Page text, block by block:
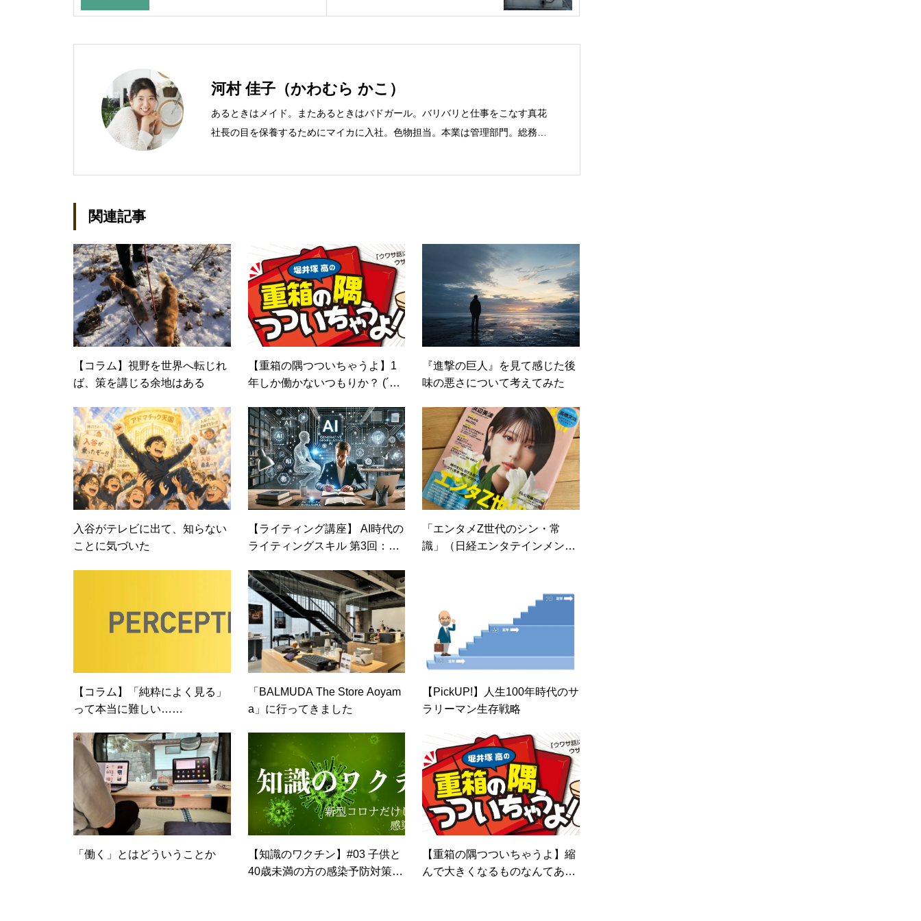
河村 佳子（かわむら かこ）
あるときはメイド。またあるときはバドガール。バリバリと仕事をこなす真花
社長の目を保養するためにマイカに入社。色物担当。本業は管理部門。総務・
関連記事
【コラム】視野を世界へ転じれ
ば、策を講じる余地はある
【重箱の隅つついちゃうよ】1
年しか働かないつもりか？ (´・
『進撃の巨人』を見て感じた後
味の悪さについて考えてみた
入谷がテレビに出て、知らない
ことに気づいた
【ライティング講座】 AI時代の
ライティングスキル 第3回：生
テクニック
「エンタメZ世代のシン・常
識」（日経エンタテインメン
【コラム】「純粋によく見る」
って本当に難しい……
「BALMUDA The Store Aoyam
a」に行ってきました
【PickUP!】人生100年時代のサ
ラリーマン生存戦略
「働く」とはどういうことか
【知識のワクチン】#03 子供と
40歳未満の方の感染予防対策
【重箱の隅つついちゃうよ】縮
んで大きくなるものなんてある